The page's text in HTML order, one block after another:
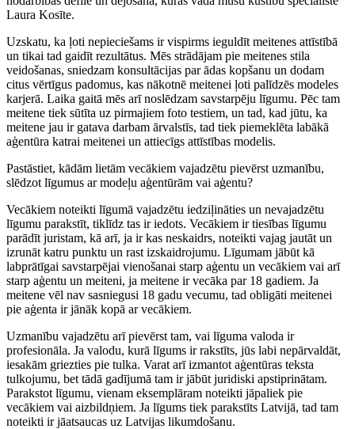
Laura Kosīte.
Uzskatu, ka ļoti nepieciešams ir vispirms ieguldīt meitenes attīstībā
un tikai tad gaidīt rezultātus. Mēs strādājam pie meitenes stila
veidošanas, sniedzam konsultācijas par ādas kopšanu un dodam
citus vērtīgus padomus, kas nākotnē meitenei ļoti palīdzēs modeles
karjerā. Laika gaitā mēs arī noslēdzam savstarpēju līgumu. Pēc tam
meitene tiek sūtīta uz pirmajiem foto testiem, un tad, kad jūtu, ka
meitene jau ir gatava darbam ārvalstīs, tad tiek piemeklēta labākā
aģentūra katrai meitenei un attiecīgs attīstības modelis.
Pastāstiet, kādām lietām vecākiem vajadzētu pievērst uzmanību,
slēdzot līgumus ar modeļu aģentūrām vai aģentu?
Vecākiem noteikti līgumā vajadzētu iedziļināties un nevajadzētu
līgumu parakstīt, tiklīdz tas ir iedots. Vecākiem ir tiesības līgumu
parādīt juristam, kā arī, ja ir kas neskaidrs, noteikti vajag jautāt un
izrunāt katru punktu un rast izskaidrojumu. Līgumam jābūt kā
labprātīgai savstarpējai vienošanai starp aģentu un vecākiem vai arī
starp aģentu un meiteni, ja meitene ir vecāka par 18 gadiem. Ja
meitene vēl nav sasniegusi 18 gadu vecumu, tad obligāti meitenei
pie aģenta ir jānāk kopā ar vecākiem.
Uzmanību vajadzētu arī pievērst tam, vai līguma valoda ir
profesionāla. Ja valodu, kurā līgums ir rakstīts, jūs labi nepārvaldāt,
iesakām griezties pie tulka. Varat arī izmantot aģentūras teksta
tulkojumu, bet tādā gadījumā tam ir jābūt juridiski apstiprinātam.
Parakstot līgumu, vienam eksemplāram noteikti jāpaliek pie
vecākiem vai aizbildņiem. Ja līgums tiek parakstīts Latvijā, tad tam
noteikti ir jāatsaucas uz Latvijas likumdošanu.